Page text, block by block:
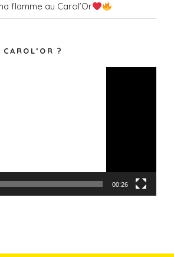
flamme au Carol’Or
?
00:26